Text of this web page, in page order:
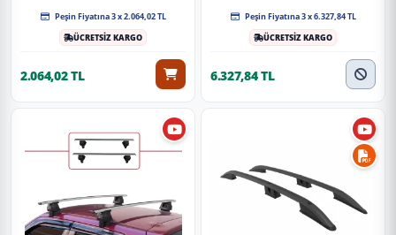
Siparişleriniz darbe emici özel ambalajlarla, kargoda zarar
görmeyecek şekilde paketlenerek tarafınıza ulaştırılır. %100
Müşteri memnuniyeti garantisiyle.
Peşin Fiyatına 3 x 2.064,02 TL
ÜCRETSİZ KARGO
2.064,02 TL
Peşin Fiyatına 3 x 6.327,84 TL
ÜCRETSİZ KARGO
6.327,84 TL